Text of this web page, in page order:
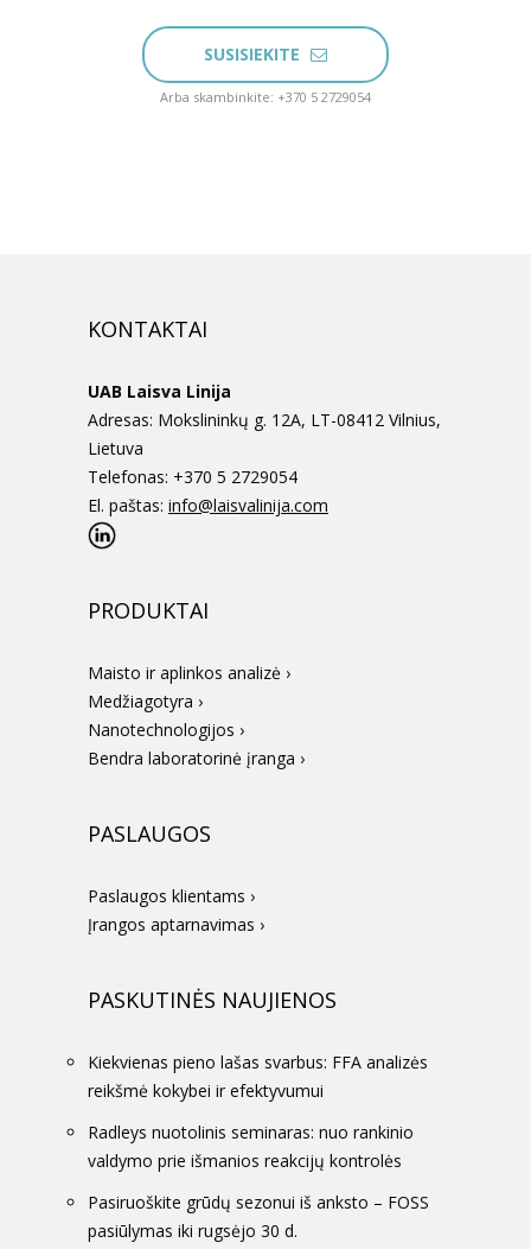
SUSISIEKITE
Arba skambinkite: +370 5 2729054
KONTAKTAI
UAB Laisva Linija
Adresas: Mokslininkų g. 12A, LT-08412 Vilnius,
Lietuva
Telefonas: +370 5 2729054
El. paštas: info@laisvalinija.com
PRODUKTAI
Maisto ir aplinkos analizė ›
Medžiagotyra ›
Nanotechnologijos ›
Bendra laboratorinė įranga ›
PASLAUGOS
Paslaugos klientams ›
Įrangos aptarnavimas ›
PASKUTINĖS NAUJIENOS
Kiekvienas pieno lašas svarbus: FFA analizės
reikšmė kokybei ir efektyvumui
Radleys nuotolinis seminaras: nuo rankinio
valdymo prie išmanios reakcijų kontrolės
Pasiruoškite grūdų sezonui iš anksto – FOSS
pasiūlymas iki rugsėjo 30 d.